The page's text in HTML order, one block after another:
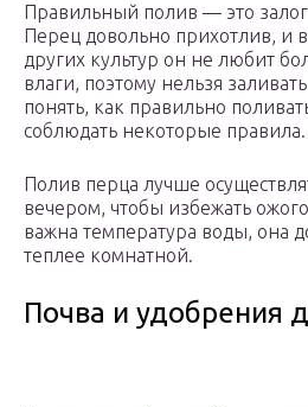
Правильный полив — это
Перец довольно прихотлив, и
других культур он не любит
влаги, поэтому нельзя
понять, как правильно
соблюдать некоторые правила.
Полив перца лучше
вечером, чтобы избежать
важна температура воды, она
теплее комнатной.
Почва и удобрения